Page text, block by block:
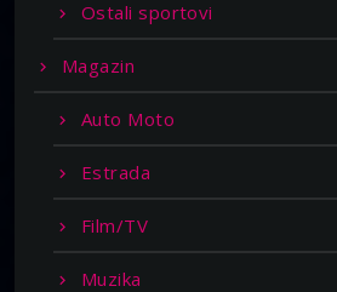
Ostali sportovi
Magazin
Auto Moto
Estrada
Film/TV
Muzika